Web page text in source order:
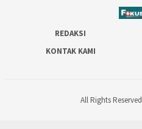
REDAKSI
KONTAK KAMI
All Rights Reserved